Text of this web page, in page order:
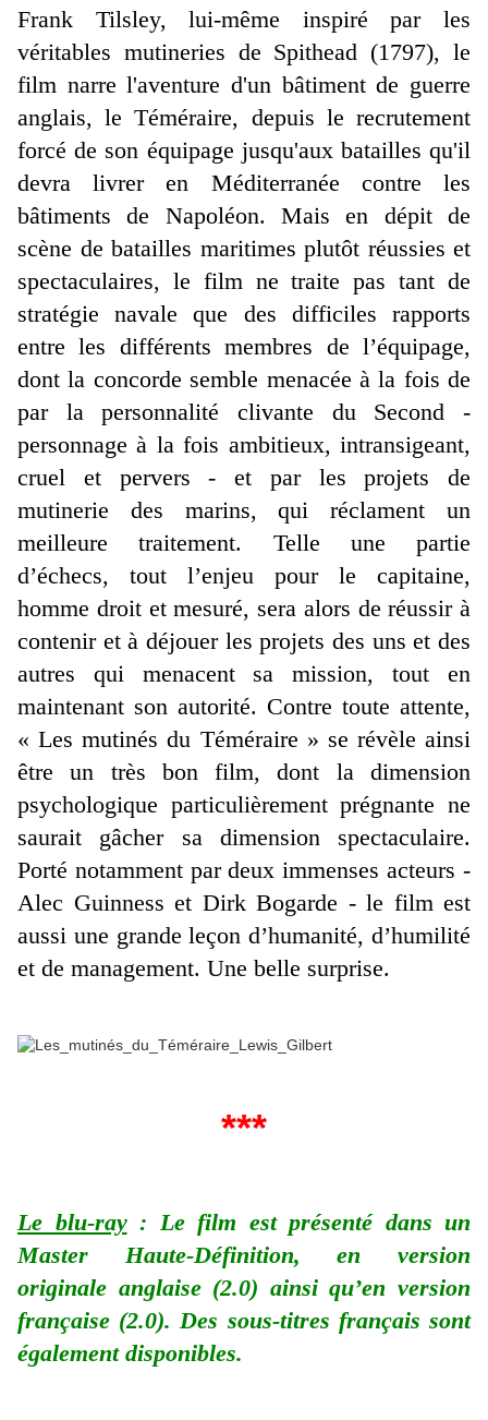
Frank Tilsley, lui-même inspiré par les
véritables mutineries de Spithead (1797), le
film narre l'aventure d'un bâtiment de guerre
anglais, le Téméraire, depuis le recrutement
forcé de son équipage jusqu'aux batailles qu'il
devra livrer en Méditerranée contre les
bâtiments de Napoléon. Mais en dépit de
scène de batailles maritimes plutôt réussies et
spectaculaires, le film ne traite pas tant de
stratégie navale que des difficiles rapports
entre les différents membres de l’équipage,
dont la concorde semble menacée à la fois de
par la personnalité clivante du Second -
personnage à la fois ambitieux, intransigeant,
cruel et pervers - et par les projets de
mutinerie des marins, qui réclament un
meilleure traitement. Telle une partie
d’échecs, tout l’enjeu pour le capitaine,
homme droit et mesuré, sera alors de réussir à
contenir et à déjouer les projets des uns et des
autres qui menacent sa mission, tout en
maintenant son autorité. Contre toute attente,
« Les mutinés du Téméraire » se révèle ainsi
être un très bon film, dont la dimension
psychologique particulièrement prégnante ne
saurait gâcher sa dimension spectaculaire.
Porté notamment par deux immenses acteurs -
Alec Guinness et Dirk Bogarde - le film est
aussi une grande leçon d’humanité, d’humilité
et de management. Une belle surprise.
***
Le blu-ray: Le film est présenté dans un
Master Haute-Définition, en version
originale anglaise (2.0) ainsi qu’en version
française (2.0). Des sous-titres français sont
également disponibles.